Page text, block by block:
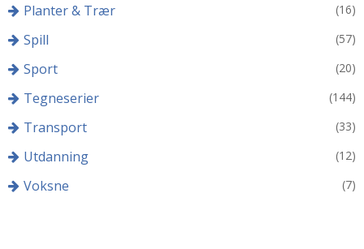
Planter & Trær (16)
Spill (57)
Sport (20)
Tegneserier (144)
Transport (33)
Utdanning (12)
Voksne (7)